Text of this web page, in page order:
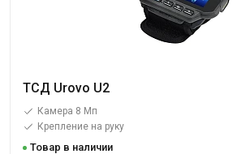
ТСД Urovo U2
Камера 8 Мп
Крепление на руку
Товар в наличии